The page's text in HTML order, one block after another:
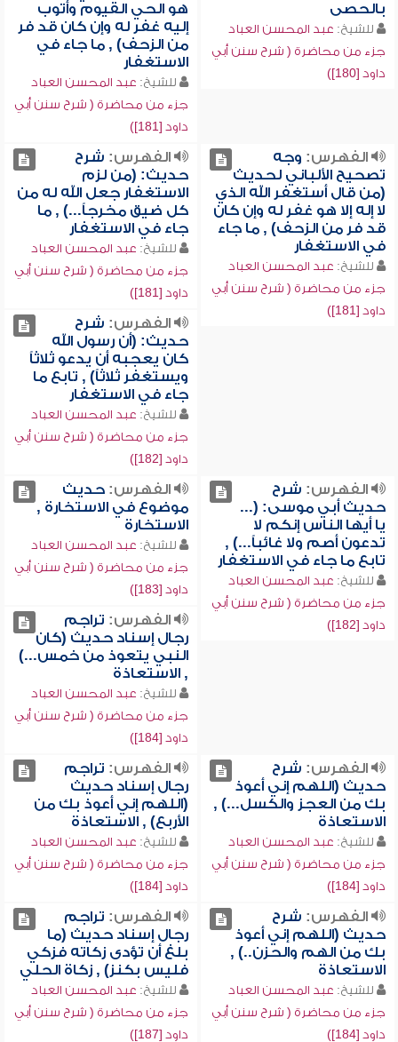
بالحصى
للشيخ: عبد المحسن العباد
جزء من محاضرة ( شرح سنن أبي
داود [180])
هو الحي القيوم وأتوب
إليه غفر له وإن كان قد فر
من الزحف) , ما جاء في
الاستغفار
للشيخ: عبد المحسن العباد
جزء من محاضرة ( شرح سنن أبي
داود [181])
الفهرس: وجه
تصحيح الألباني لحديث
(من قال أستغفر الله الذي
لا إله إلا هو غفر له وإن كان
قد فر من الزحف) , ما جاء
في الاستغفار
للشيخ: عبد المحسن العباد
جزء من محاضرة ( شرح سنن أبي
داود [181])
الفهرس: شرح
حديث: (من لزم
الاستغفار جعل الله له من
كل ضيق مخرجاً...) , ما
جاء في الاستغفار
للشيخ: عبد المحسن العباد
جزء من محاضرة ( شرح سنن أبي
داود [181])
الفهرس: شرح
حديث: (أن رسول الله
كان يعجبه أن يدعو ثلاثاً
ويستغفر ثلاثاً) , تابع ما
جاء في الاستغفار
للشيخ: عبد المحسن العباد
جزء من محاضرة ( شرح سنن أبي
داود [182])
الفهرس: شرح
حديث أبي موسى: (...
يا أيها الناس إنكم لا
تدعون أصم ولا غائباً...) ,
تابع ما جاء في الاستغفار
للشيخ: عبد المحسن العباد
جزء من محاضرة ( شرح سنن أبي
داود [182])
الفهرس:حديث
موضوع في الاستخارة ,
الاستخارة
للشيخ: عبد المحسن العباد
جزء من محاضرة ( شرح سنن أبي
داود [183])
الفهرس: تراجم
رجال إسناد حديث (كان
النبي يتعوذ من خمس...)
, الاستعاذة
للشيخ: عبد المحسن العباد
جزء من محاضرة ( شرح سنن أبي
داود [184])
الفهرس: شرح
حديث (اللهم إني أعوذ
بك من العجز والكسل...) ,
الاستعاذة
للشيخ: عبد المحسن العباد
جزء من محاضرة ( شرح سنن أبي
داود [184])
الفهرس: تراجم
رجال إسناد حديث
(اللهم إني أعوذ بك من
الأربع) , الاستعاذة
للشيخ: عبد المحسن العباد
جزء من محاضرة ( شرح سنن أبي
داود [184])
الفهرس: شرح
حديث (اللهم إني أعوذ
بك من الهم والحزن..) ,
الاستعاذة
للشيخ: عبد المحسن العباد
جزء من محاضرة ( شرح سنن أبي
داود [184])
الفهرس: تراجم
رجال إسناد حديث (ما
بلغ أن تؤدى زكاته فزكي
فليس بكنز) , زكاة الحلي
للشيخ: عبد المحسن العباد
جزء من محاضرة ( شرح سنن أبي
داود [187])